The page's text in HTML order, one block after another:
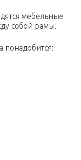
мебельные
собой рамы.
понадобится: